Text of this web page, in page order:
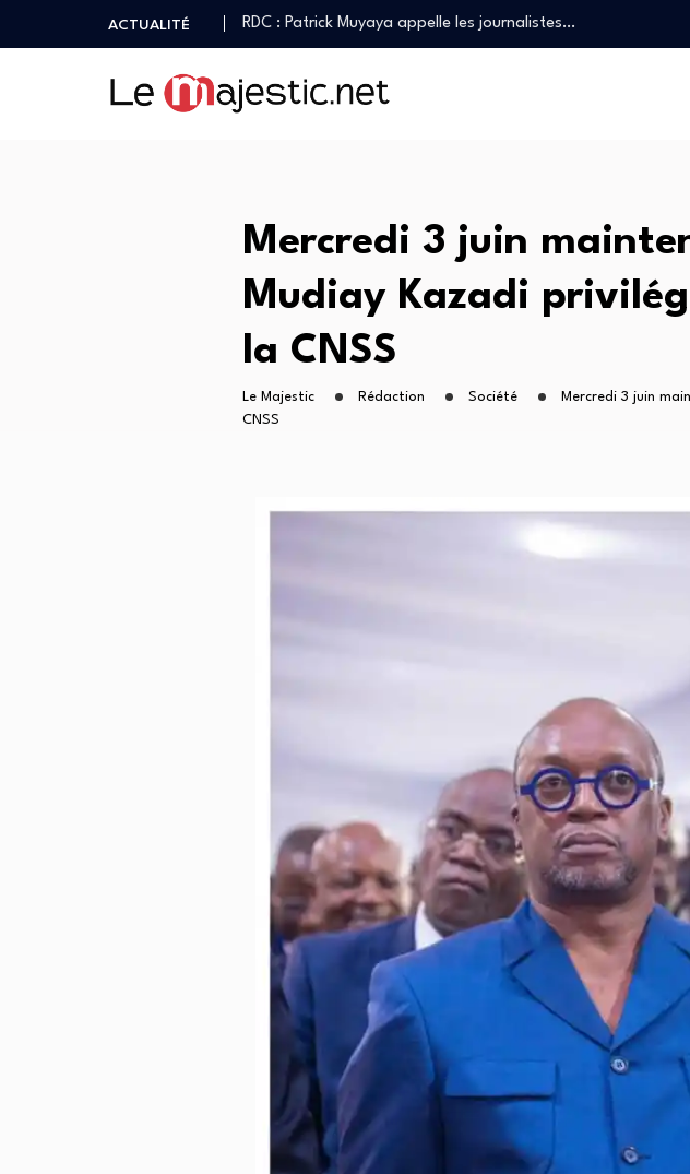
ACTUALITÉ
Première sortie médiatique de Christophe Bitasimwa Bahii…
IGF : Christophe Bitasimwa dévoile un plan…
Christian Bosembe frappe fort : « TikTok…
JIFA 2026 : Patrick Muyaya aux côtés…
Christian Bosembe frappe fort : « TikTok…
Mercredi 3 juin
Mudiay Kazadi
la CNSS
Le Majestic Rédaction Société
Mercredi 3 juin
CNSS